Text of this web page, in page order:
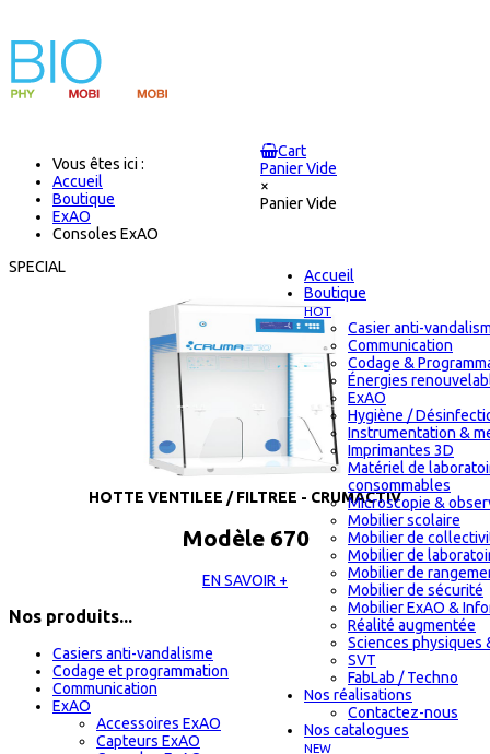
Cart
Panier Vide
×
Panier Vide
Accueil
Boutique
HOT
Casier anti-
Communication
Codage &
Énergies
ExAO
Hygiène /
Instrumentation &
Imprimantes 3D
Matériel de
consommables
Microscopie &
Mobilier scolaire
Mobilier de
Mobilier de
Mobilier de
Mobilier de sécurité
Mobilier ExAO &
Réalité augmentée
Sciences physiques
SVT
FabLab / Techno
Nos réalisations
Contactez-nous
Nos catalogues
NEW
Vous êtes ici :
Accueil
Boutique
ExAO
Consoles ExAO
SPECIAL
HOTTE VENTILEE / FILTREE - CRUMACTIV
Modèle 670
EN SAVOIR +
Nos produits...
Casiers anti-vandalisme
Codage et programmation
Communication
ExAO
Accessoires ExAO
Capteurs ExAO